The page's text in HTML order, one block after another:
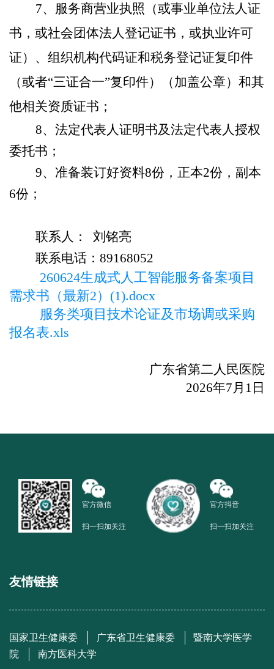
7、服务商营业执照（或事业单位法人证
书，或社会团体法人登记证书，或执业许可
证）、组织机构代码证和税务登记证复印件
（或者“三证合一”复印件）（加盖公章）和其
他相关资质证书；
8、法定代表人证明书及法定代表人授权
委托书；
9、准备装订好资料8份，正本2份，副本
6份；
联系人：
刘铭亮
联系电话： 89168052
260624生成式人工智能服务备案项目
需求书（最新2）(1).docx
服务类项目技术论证及市场调或采购
报名表.xls
广东省第二人民医院
2026年7月 1 日
官方微信
扫一扫加关注
官方抖音
扫一扫加关注
友情链接
国家卫生健康委 广东省卫生健康委
暨南大学医学
院
南方医科大学